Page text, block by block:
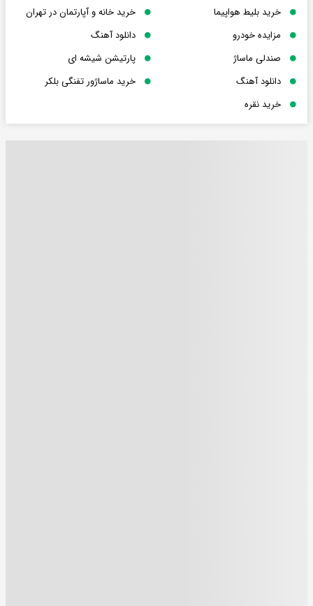
خرید بلیط هواپیما
خرید خانه و آپارتمان در تهران
مزایده خودرو
دانلود آهنگ
صندلی ماساژ
پارتیشن شیشه ای
دانلود آهنگ
خرید ماساژور تفنگی بلکر
خرید نقره